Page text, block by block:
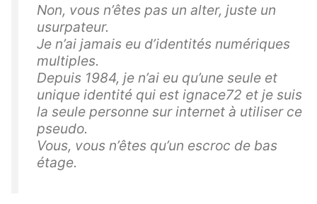
Non, vous n’êtes pas un alter, juste un
usurpateur.
Je n’ai jamais eu d’identités numériques
multiples.
Depuis 1984, je n’ai eu qu’une seule et
unique identité qui est ignace72 et je suis
la seule personne sur internet à utiliser ce
pseudo.
Vous, vous n’êtes qu’un escroc de bas
étage.